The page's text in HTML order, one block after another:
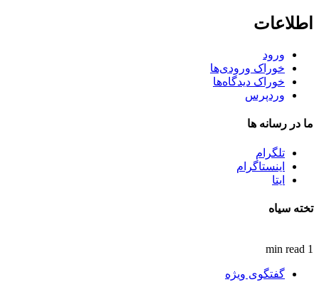
اطلاعات
ورود
خوراک ورودی‌ها
خوراک دیدگاه‌ها
وردپرس
ما در رسانه ها
تلگرام
اینستاگرام
ایتا
تخته سیاه
1 min read
گفتگوی ویژه